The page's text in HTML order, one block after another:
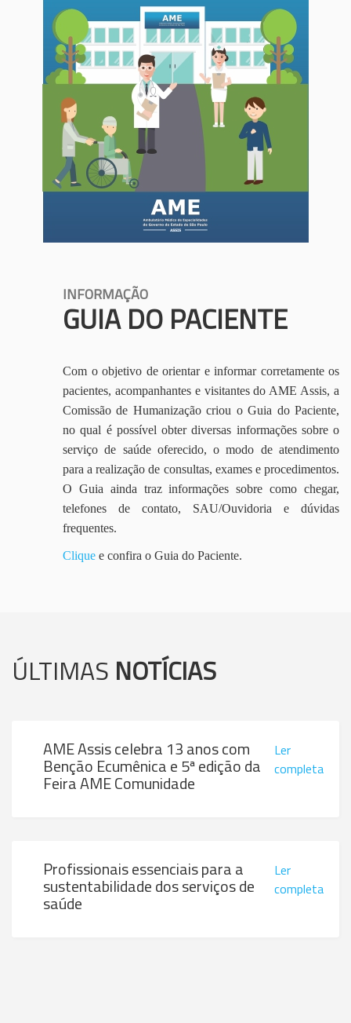
INFORMAÇÃO
GUIA DO PACIENTE
Com o objetivo de orientar e informar corretamente os
pacientes, acompanhantes e visitantes do AME Assis, a
Comissão de Humanização criou o Guia do Paciente,
no qual é possível obter diversas informações sobre o
serviço de saúde oferecido, o modo de atendimento
para a realização de consultas, exames e procedimentos.
O Guia ainda traz informações sobre como chegar,
telefones de contato, SAU/Ouvidoria e dúvidas
frequentes.
Clique e confira o Guia do Paciente.
ÚLTIMAS NOTÍCIAS
AME Assis celebra 13 anos com
Benção Ecumênica e 5ª edição da
Feira AME Comunidade
Ler
completa
Profissionais essenciais para a
sustentabilidade dos serviços de
saúde
Ler
completa